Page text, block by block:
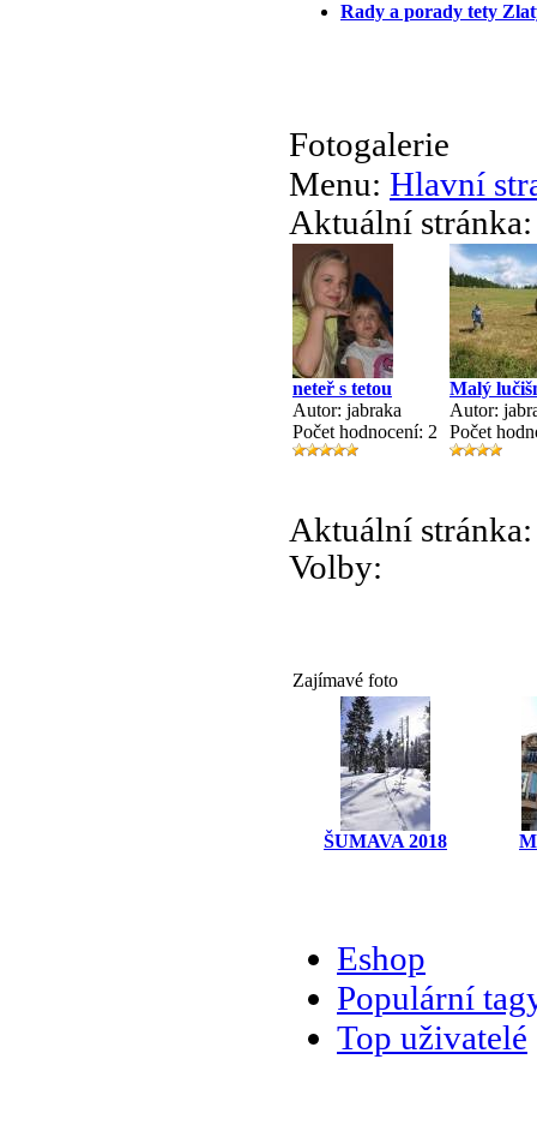
Rady a porady tety
Fotogalerie
Menu: Hlavní
Aktuální
neteř s tetou
Autor: jabraka
Počet hodnocení: 2
Malý
Autor:
Počet
Aktuální
Volby:
Zajímavé foto
ŠUMAVA 2018
Eshop
Populární
Top uživatelé